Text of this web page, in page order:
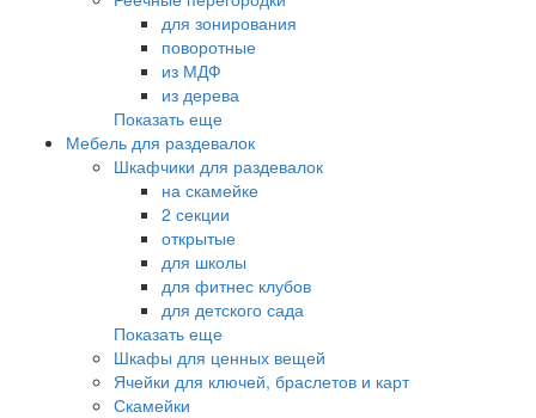
для зонирования
поворотные
из МДФ
из дерева
Показать еще
Мебель для раздевалок
Шкафчики для раздевалок
на скамейке
2 секции
открытые
для школы
для фитнес клубов
для детского сада
Показать еще
Шкафы для ценных вещей
Ячейки для ключей, браслетов и карт
Скамейки